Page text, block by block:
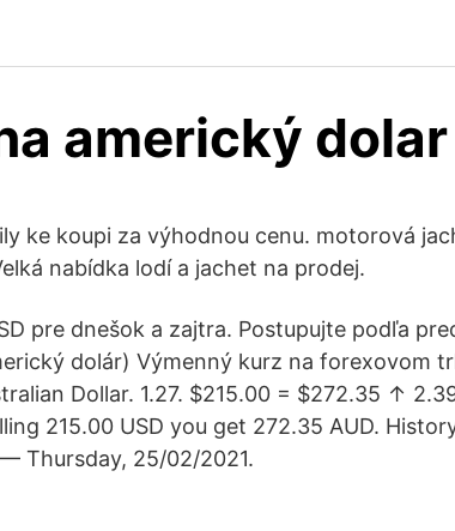
americký dolar
ke koupi za výhodnou cenu. motorová
nabídka lodí a jachet na prodej.
pre dnešok a zajtra. Postupujte podľa
dolár) Výmenný kurz na forexovom
Dollar. 1.27. $215.00 = $272.35 ↑
215.00 USD you get 272.35 AUD.
Thursday, 25/02/2021.